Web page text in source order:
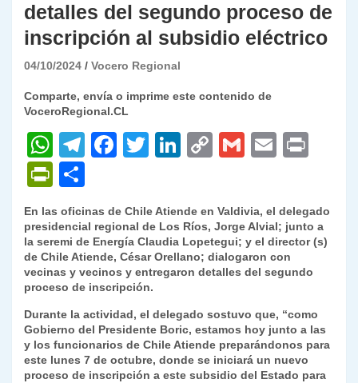
detalles del segundo proceso de
inscripción al subsidio eléctrico
04/10/2024 Vocero Regional
Comparte, envía o imprime este contenido de
VoceroRegional.CL
W
h
at
s
A
p
p
T
gr
a
m
F
e
b
o
o
k
T
er
Li
e
dI
n
C
y
Li
n
G
l
E
l
P
ri
nt
Fr
ie
dl
y
m
p
ar
tir
En las oficinas de Chile Atiende en Valdivia, el delegado
presidencial regional de Los Ríos, Jorge Alvial; junto a
la seremi de Energía Claudia Lopetegui; y el director (s)
de Chile Atiende, César Orellano; dialogaron con
vecinas y vecinos y entregaron detalles del segundo
proceso de inscripción.
Durante la actividad, el delegado sostuvo que, “como
Gobierno del Presidente Boric, estamos hoy junto a las
y los funcionarios de Chile Atiende preparándonos para
este lunes 7 de octubre, donde se iniciará un nuevo
proceso de inscripción a este subsidio del Estado para